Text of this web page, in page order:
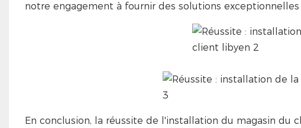
notre engagement à fournir des solutions exceptionnelles
En conclusion, la réussite de l'installation du magasin